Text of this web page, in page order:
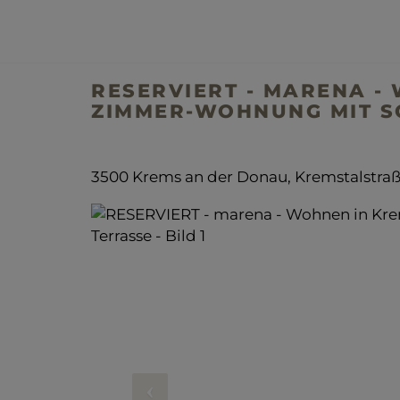
RESERVIERT - MARENA -
ZIMMER-WOHNUNG MIT
3500 Krems an der Donau,